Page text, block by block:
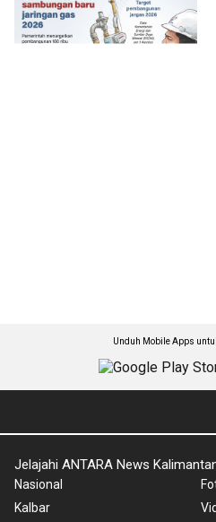
Unduh Mobile Apps
Jelajahi ANTARA News
Nasional
Kalbar